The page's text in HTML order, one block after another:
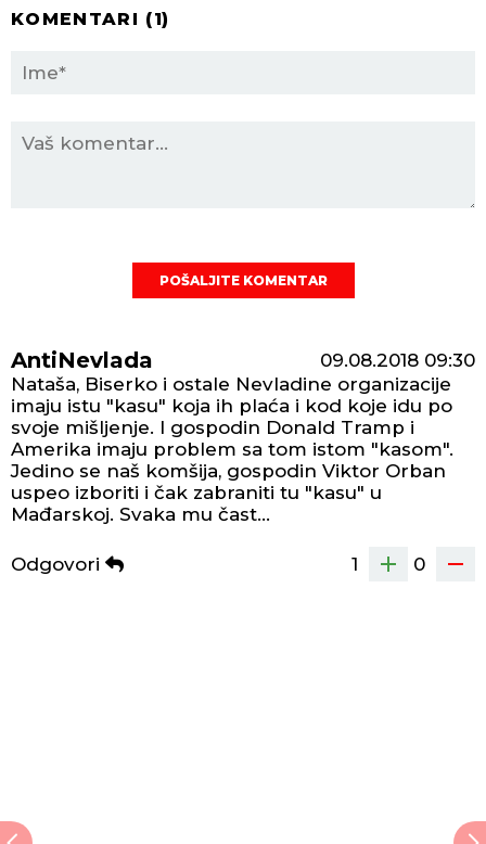
KOMENTARI (1)
POŠALJITE KOMENTAR
AntiNevlada 09.08.2018 09:30
Nataša, Biserko i ostale Nevladine organizacije
imaju istu "kasu" koja ih plaća i kod koje idu po
svoje mišljenje. I gospodin Donald Tramp i
Amerika imaju problem sa tom istom "kasom".
Jedino se naš komšija, gospodin Viktor Orban
uspeo izboriti i čak zabraniti tu "kasu" u
Mađarskoj. Svaka mu čast...
Odgovori 1 0